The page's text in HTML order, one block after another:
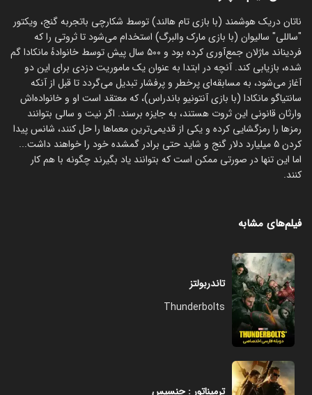
ناتان دریک هوشمند (با بازی تام هالند) توسط شکارچی باتجربه گنج، ویکتور
"ساللی" سالیوان (با بازی مارک والبرگ) استخدام می‌شود تا ثروتی را که
فردیناند ماژلان جمع‌آوری کرده بود و ۵۰۰ سال پیش توسط خانوادهٔ مانکادا گم
شده، بازیابی کند. آنچه در ابتدا به عنوان یک ماموریت دزدی برای این دو
آغاز می‌شود، به مسابقه‌ای پرخطر و پرفشار تبدیل می‌گردد تا قبل از آنکه
سانتیاگو مانکادا (با بازی آنتونیو باندراس)، که معتقد است او و خانواده‌اش
وارثان قانونی این ثروت هستند، به جایزه برسند. اگر نیت و سالی بتوانند
رمزها را رمزگشایی کرده و یکی از قدیمی‌ترین معماها را حل کنند، شانس پیدا
کردن ۵ میلیارد دلار گنج و شاید حتی برادر گمشده خود را خواهند داشت...
اما این تنها در صورتی ممکن است که بتوانند یاد بگیرند چگونه با هم کار
کنند.
فیلم‌های مشابه
تاندربولتز
Thunderbolts
ترمیناتور : جنسیس